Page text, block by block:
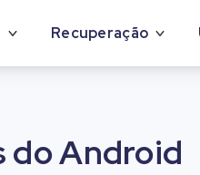
Recuperação
do Android